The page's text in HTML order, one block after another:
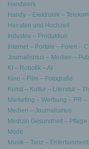
Handwerk
Handy – Elektronik –
Heiraten und Hochzeit
Industrie – Produktion
Internet – Portale – Foren –
Journalismus – Medien –
KI – Robotik – AI
Kino – Film – Fotografie
Kunst – Kultur – Literatur –
Marketing – Werbung – PR –
Medien – Journalismus
Medizin Gesundheit – Pflege
Mode
Musik – Tanz – Entertainment